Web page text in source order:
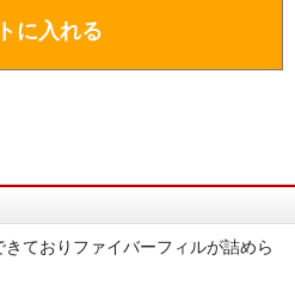
に入れる
ておりファイバーフィルが詰めら